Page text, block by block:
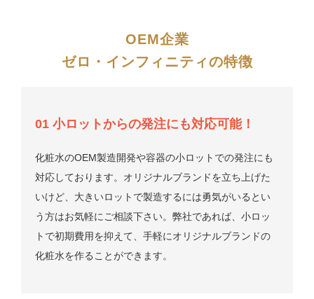
OEM企業
ゼロ・インフィニティの特徴
01 小ロットからの発注にも対応可能！
化粧水のOEM製造開発や容器の小ロットでの発注にも
対応しております。オリジナルブランドを立ち上げた
いけど、大きいロットで製造するには勇気がいるとい
う方はお気軽にご相談下さい。弊社であれば、小ロッ
トで初期費用を抑えて、手軽にオリジナルブランドの
化粧水を作ることができます。